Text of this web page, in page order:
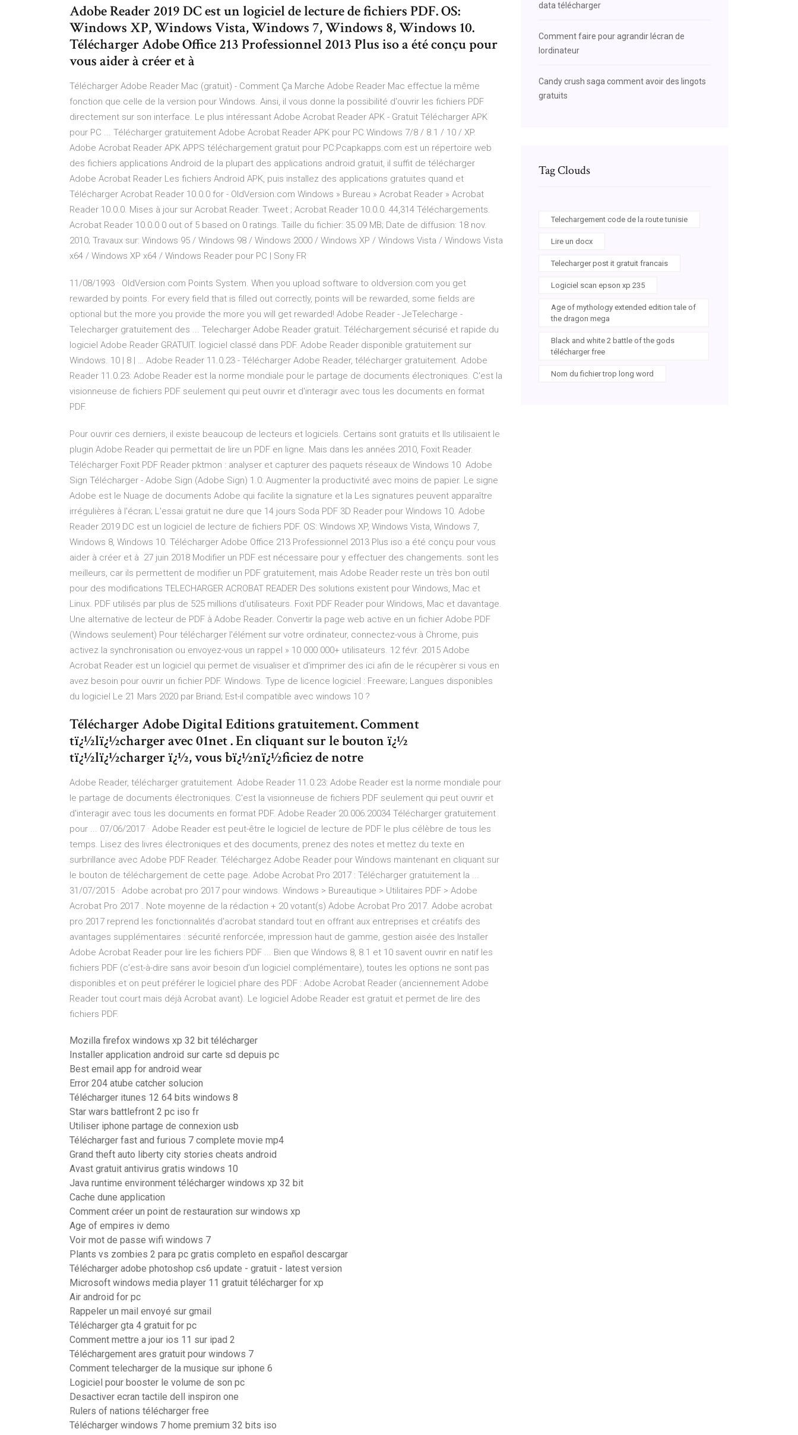
Adobe Reader 2019 DC est un logiciel de lecture de fichiers PDF. OS:
Windows XP, Windows Vista, Windows 7, Windows 8, Windows 10.
Télécharger Adobe Office 213 Professionnel 2013 Plus iso a été conçu pour
vous aider à créer et à
Télécharger Adobe Reader Mac (gratuit) - Comment Ça Marche Adobe Reader Mac effectue la même
fonction que celle de la version pour Windows. Ainsi, il vous donne la possibilité d'ouvrir les fichiers PDF
directement sur son interface. Le plus intéressant Adobe Acrobat Reader APK - Gratuit Télécharger APK
pour PC ... Télécharger gratuitement Adobe Acrobat Reader APK pour PC Windows 7/8 / 8.1 / 10 / XP.
Adobe Acrobat Reader APK APPS téléchargement gratuit pour PC:Pcapkapps.com est un répertoire web
des fichiers applications Android de la plupart des applications android gratuit, il suffit de télécharger
Adobe Acrobat Reader Les fichiers Android APK, puis installez des applications gratuites quand et
Télécharger Acrobat Reader 10.0.0 for - OldVersion.com Windows » Bureau » Acrobat Reader » Acrobat
Reader 10.0.0. Mises à jour sur Acrobat Reader. Tweet ; Acrobat Reader 10.0.0. 44,314 Téléchargements.
Acrobat Reader 10.0.0 0 out of 5 based on 0 ratings. Taille du fichier: 35.09 MB; Date de diffusion: 18 nov.
2010; Travaux sur: Windows 95 / Windows 98 / Windows 2000 / Windows XP / Windows Vista / Windows Vista
x64 / Windows XP x64 / Windows Reader pour PC | Sony FR
11/08/1993 · OldVersion.com Points System. When you upload software to oldversion.com you get
rewarded by points. For every field that is filled out correctly, points will be rewarded, some fields are
optional but the more you provide the more you will get rewarded! Adobe Reader - JeTelecharge -
Telecharger gratuitement des ... Telecharger Adobe Reader gratuit. Téléchargement sécurisé et rapide du
logiciel Adobe Reader GRATUIT. logiciel classé dans PDF. Adobe Reader disponible gratuitement sur
Windows. 10 | 8 | … Adobe Reader 11.0.23 - Télécharger Adobe Reader, télécharger gratuitement. Adobe
Reader 11.0.23: Adobe Reader est la norme mondiale pour le partage de documents électroniques. C'est la
visionneuse de fichiers PDF seulement qui peut ouvrir et d'interagir avec tous les documents en format
PDF.
Pour ouvrir ces derniers, il existe beaucoup de lecteurs et logiciels. Certains sont gratuits et Ils utilisaient le
plugin Adobe Reader qui permettait de lire un PDF en ligne. Mais dans les années 2010, Foxit Reader.
Télécharger Foxit PDF Reader pktmon : analyser et capturer des paquets réseaux de Windows 10 Adobe
Sign Télécharger - Adobe Sign (Adobe Sign) 1.0: Augmenter la productivité avec moins de papier. Le signe
Adobe est le Nuage de documents Adobe qui facilite la signature et la Les signatures peuvent apparaître
irrégulières à l'écran; L'essai gratuit ne dure que 14 jours Soda PDF 3D Reader pour Windows 10. Adobe
Reader 2019 DC est un logiciel de lecture de fichiers PDF. OS: Windows XP, Windows Vista, Windows 7,
Windows 8, Windows 10. Télécharger Adobe Office 213 Professionnel 2013 Plus iso a été conçu pour vous
aider à créer et à 27 juin 2018 Modifier un PDF est nécessaire pour y effectuer des changements. sont les
meilleurs, car ils permettent de modifier un PDF gratuitement, mais Adobe Reader reste un très bon outil
pour des modifications TELECHARGER ACROBAT READER Des solutions existent pour Windows, Mac et
Linux. PDF utilisés par plus de 525 millions d'utilisateurs. Foxit PDF Reader pour Windows, Mac et davantage.
Une alternative de lecteur de PDF à Adobe Reader. Convertir la page web active en un fichier Adobe PDF
(Windows seulement) Pour télécharger l'élément sur votre ordinateur, connectez-vous à Chrome, puis
activez la synchronisation ou envoyez-vous un rappel » 10 000 000+ utilisateurs. 12 févr. 2015 Adobe
Acrobat Reader est un logiciel qui permet de visualiser et d'imprimer des ici afin de le récupèrer si vous en
avez besoin pour ouvrir un fichier PDF. Windows. Type de licence logiciel : Freeware; Langues disponibles
du logiciel Le 21 Mars 2020 par Briand; Est-il compatible avec windows 10 ?
Télécharger Adobe Digital Editions gratuitement. Comment
tï¿½lï¿½charger avec 01net . En cliquant sur le bouton ï¿½
tï¿½lï¿½charger ï¿½, vous bï¿½nï¿½ficiez de notre
Adobe Reader, télécharger gratuitement. Adobe Reader 11.0.23: Adobe Reader est la norme mondiale pour
le partage de documents électroniques. C'est la visionneuse de fichiers PDF seulement qui peut ouvrir et
d'interagir avec tous les documents en format PDF. Adobe Reader 20.006.20034 Télécharger gratuitement
pour ... 07/06/2017 · Adobe Reader est peut-être le logiciel de lecture de PDF le plus célèbre de tous les
temps. Lisez des livres électroniques et des documents, prenez des notes et mettez du texte en
surbrillance avec Adobe PDF Reader. Téléchargez Adobe Reader pour Windows maintenant en cliquant sur
le bouton de téléchargement de cette page. Adobe Acrobat Pro 2017 : Télécharger gratuitement la ...
31/07/2015 · Adobe acrobat pro 2017 pour windows. Windows > Bureautique > Utilitaires PDF > Adobe
Acrobat Pro 2017 . Note moyenne de la rédaction + 20 votant(s) Adobe Acrobat Pro 2017. Adobe acrobat
pro 2017 reprend les fonctionnalités d'acrobat standard tout en offrant aux entreprises et créatifs des
avantages supplémentaires : sécurité renforcée, impression haut de gamme, gestion aisée des Installer
Adobe Acrobat Reader pour lire les fichiers PDF ... Bien que Windows 8, 8.1 et 10 savent ouvrir en natif les
fichiers PDF (c’est-à-dire sans avoir besoin d’un logiciel complémentaire), toutes les options ne sont pas
disponibles et on peut préférer le logiciel phare des PDF : Adobe Acrobat Reader (anciennement Adobe
Reader tout court mais déjà Acrobat avant). Le logiciel Adobe Reader est gratuit et permet de lire des
fichiers PDF.
Mozilla firefox windows xp 32 bit télécharger
Installer application android sur carte sd depuis pc
Best email app for android wear
Error 204 atube catcher solucion
Télécharger itunes 12 64 bits windows 8
Star wars battlefront 2 pc iso fr
Utiliser iphone partage de connexion usb
Télécharger fast and furious 7 complete movie mp4
Grand theft auto liberty city stories cheats android
Avast gratuit antivirus gratis windows 10
Java runtime environment télécharger windows xp 32 bit
Cache dune application
Comment créer un point de restauration sur windows xp
Age of empires iv demo
Voir mot de passe wifi windows 7
Plants vs zombies 2 para pc gratis completo en español descargar
Télécharger adobe photoshop cs6 update - gratuit - latest version
Microsoft windows media player 11 gratuit télécharger for xp
Air android for pc
Rappeler un mail envoyé sur gmail
Télécharger gta 4 gratuit for pc
Comment mettre a jour ios 11 sur ipad 2
Téléchargement ares gratuit pour windows 7
Comment telecharger de la musique sur iphone 6
Logiciel pour booster le volume de son pc
Desactiver ecran tactile dell inspiron one
Rulers of nations télécharger free
Télécharger windows 7 home premium 32 bits iso
data télécharger
Comment faire pour agrandir lécran de
lordinateur
Candy crush saga comment avoir des lingots
gratuits
Tag Clouds
Telechargement code de la route tunisie
Lire un docx
Telecharger post it gratuit francais
Logiciel scan epson xp 235
Age of mythology extended edition tale of
the dragon mega
Black and white 2 battle of the gods
télécharger free
Nom du fichier trop long word